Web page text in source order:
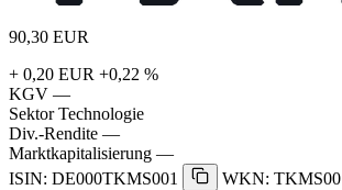
90,30 EUR
+ 0,20 EUR +0,22 %
KGV —
Sektor Technologie
Div.-Rendite —
Marktkapitalisierung —
ISIN: DE000TKMS001
WKN: TKMS00